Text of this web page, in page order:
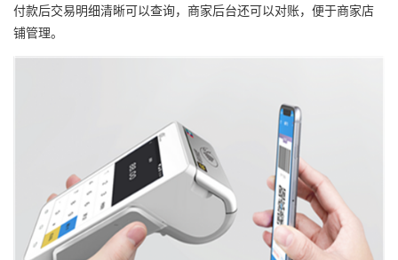
付款后交易明细清晰可以查询，商家后台还可以对账，便于商家店
铺管理。